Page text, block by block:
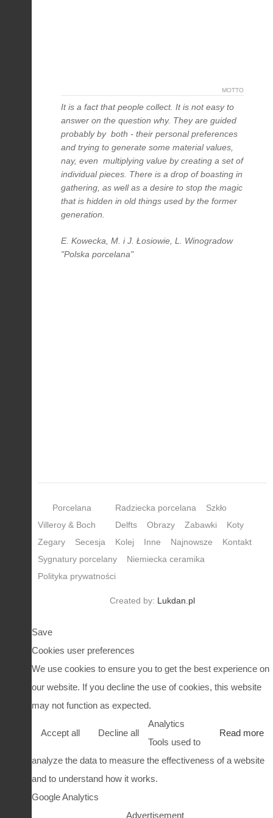
MOTTO
It is a fact that people collect. It is not easy to
answer on the question why. They are guided
probably by both - their personal preferences
and trying to generate some material values,
nay, even multiplying value by creating a set of
individual pieces. There is a drop of boasting in
gathering, as well as a desire to stop the magic
that is hidden in old things used by the former
generation.
E. Kowecka, M. i J. Łosiowie, L. Winogradow
"Polska porcelana"
Porcelana
Villeroy & Boch
Radziecka porcelana
Szkło
Delfts
Obrazy Zabawki
Koty
Zegary
Secesja Kolej Inne Najnowsze
Kontakt
Sygnatury porcelany
Niemiecka ceramika
Polityka prywatności
Created by: Lukdan.pl
Save
Cookies user preferences
We use cookies to ensure you to get the best experience on
our website. If you decline the use of cookies, this website
may not function as expected.
Accept all Decline all Read more
Analytics
Tools used to
analyze the data to measure the effectiveness of a website
and to understand how it works.
Google Analytics
Advertisement